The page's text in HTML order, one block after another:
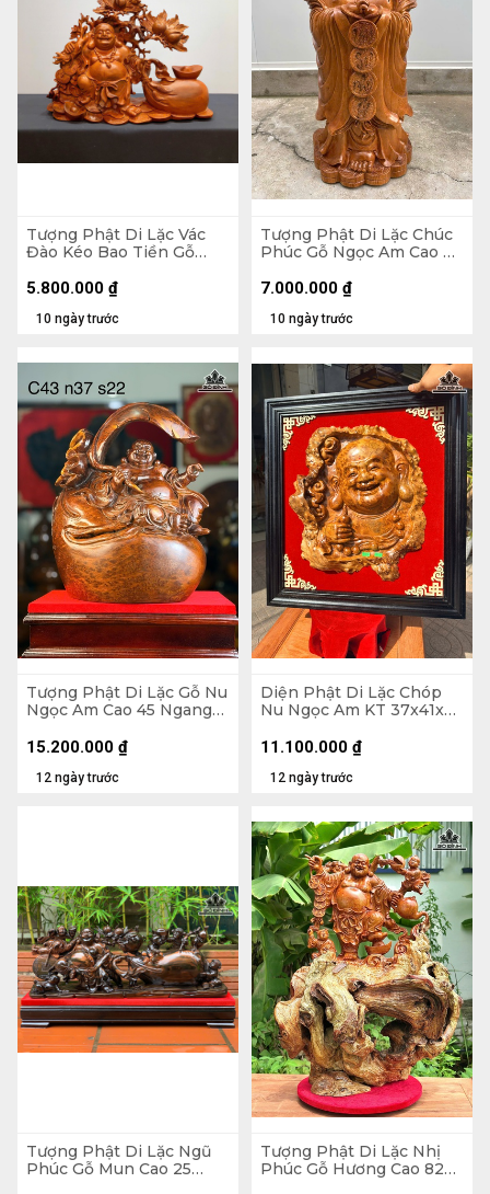
Tượng Phật Di Lặc Vác
Đào Kéo Bao Tiền Gỗ
Sâu 18 (cm)
10 ngày trước
5.800.000 ₫
Tượng Phật Di Lặc Chúc
Phúc Gỗ Ngọc Am Cao 90
10 ngày trước
7.000.000 ₫
Tượng Phật Di Lặc Gỗ Nu
Ngọc Am Cao 45 Ngang
12 ngày trước
15.200.000 ₫
Diện Phật Di Lặc Chóp
Nu Ngọc Am KT 37x41x7
12 ngày trước
11.100.000 ₫
Tượng Phật Di Lặc Ngũ
Phúc Gỗ Mun Cao 25
Tượng Phật Di Lặc Nhị
Phúc Gỗ Hương Cao 82